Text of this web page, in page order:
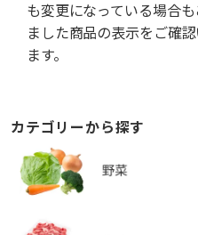
も変更になっている場合
ました商品の表示をご確
ます。
カテゴリーから探す